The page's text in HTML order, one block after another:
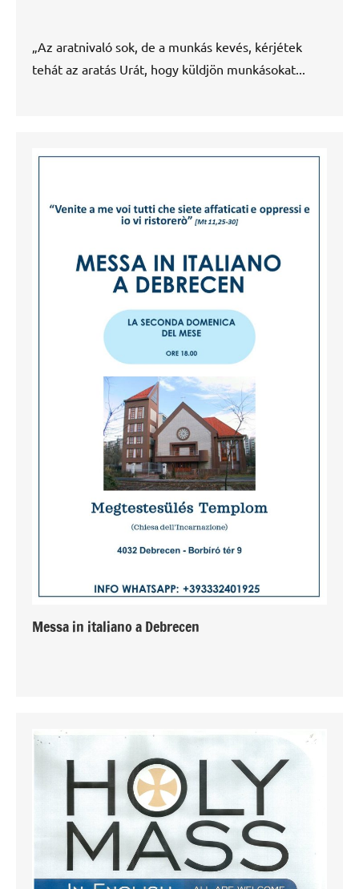
„Az aratnivaló sok, de a munkás kevés, kérjétek
tehát az aratás Urát, hogy küldjön munkásokat...
Messa in italiano a Debrecen